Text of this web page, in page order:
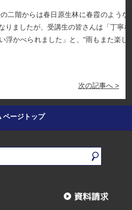
二階からは春日原生林に春霞のよう
りましたが、受講生の皆さんは「丁寧
浮かべられました」と、"雨もまた楽し
次の記事へ >
ページトップ